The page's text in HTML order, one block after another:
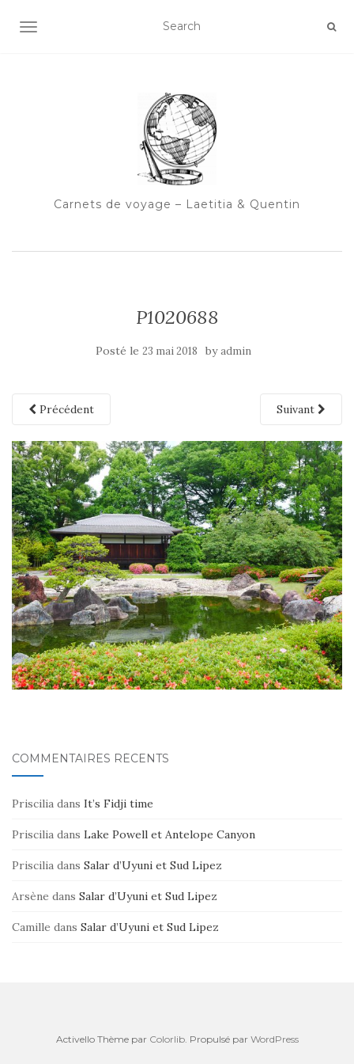
OUVRIR/FERMER LA NAVIGATION
Carnets de voyage – Laetitia & Quentin
P1020688
Posté le 23 mai 2018 byadmin
Précédent Suivant
COMMENTAIRES RÉCENTS
Priscilia dans It’s Fidji time
Priscilia dans Lake Powell et Antelope Canyon
Priscilia dans Salar d’Uyuni et Sud Lipez
Arsène dans Salar d’Uyuni et Sud Lipez
Camille dans Salar d’Uyuni et Sud Lipez
Activello Thème par Colorlib. Propulsé par WordPress